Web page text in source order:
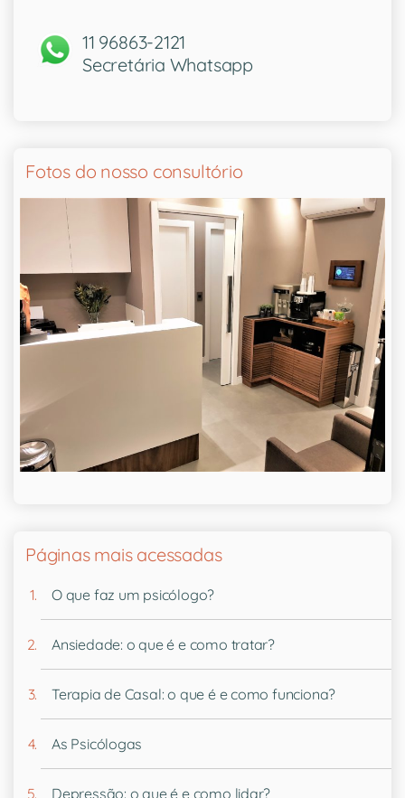
11 96863-2121
Secretária Whatsapp
Fotos do nosso consultório
Páginas mais acessadas
O que faz um psicólogo?
Ansiedade: o que é e como tratar?
Terapia de Casal: o que é e como funciona?
As Psicólogas
Depressão: o que é e como lidar?